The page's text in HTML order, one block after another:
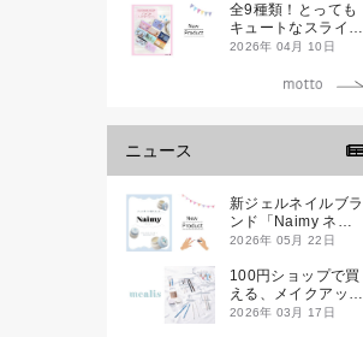
全9種類！とっても
キュートなスライダ
ーケースが新登場し
2026年 04月 10日
ニュース
新ジェルネイルブラ
ンド「Naimy ネイ
ミィ」が誕生します
2026年 05月 22日
100円ショップで買
える、メイクアップ
ブランド
2026年 03月 17日